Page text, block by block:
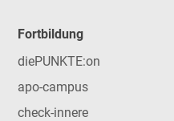
Fortbildung
diePUNKTE:on
apo-campus
check-innere